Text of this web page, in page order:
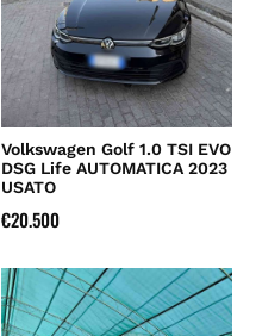
Volkswagen Golf 1.0 TSI EVO
DSG Life AUTOMATICA 2023
USATO
€20.500